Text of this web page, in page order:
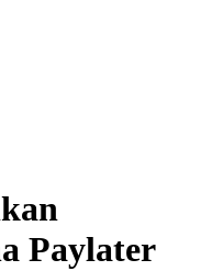
Paylater